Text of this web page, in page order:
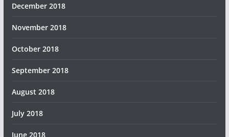
December 2018
November 2018
October 2018
September 2018
August 2018
July 2018
June 2018